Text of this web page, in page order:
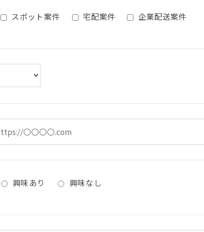
スポット案件 宅配案件 企業配送案件
興味あり 興味なし